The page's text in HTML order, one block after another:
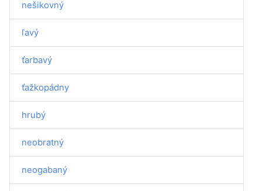
nešikovný
ľavý
ťarbavý
ťažkopádny
hrubý
neobratný
neogabaný